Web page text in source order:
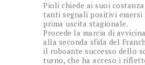
Pioli chiede ai suoi
tanti segnali positivi emersi
prima uscita stagionale.
Procede la marcia di
alla seconda sfida del
il roboante successo dello
turno, che ha acceso i